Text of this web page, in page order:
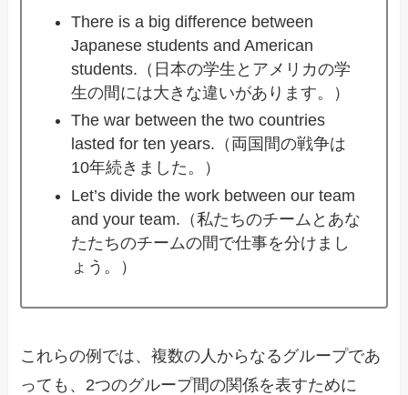
There is a big difference between
Japanese students and American
students.（日本の学生とアメリカの学
生の間には大きな違いがあります。）
The war between the two countries
lasted for ten years.（両国間の戦争は
10年続きました。）
Let’s divide the work between our team
and your team.（私たちのチームとあな
たたちのチームの間で仕事を分けまし
ょう。）
これらの例では、複数の人からなるグループであ
っても、2つのグループ間の関係を表すために